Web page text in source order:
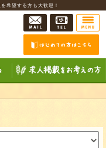
希望する方も大歓迎！